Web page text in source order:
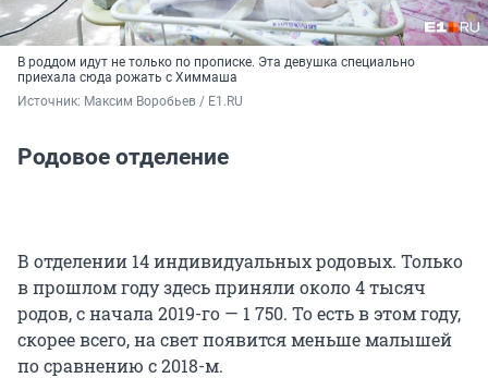
В роддом идут не только по прописке. Эта девушка специально
приехала сюда рожать с Химмаша
Источник: Максим Воробьев / E1.RU
Родовое отделение
В отделении 14 индивидуальных родовых. Только
в прошлом году здесь приняли около 4 тысяч
родов, с начала 2019-го — 1 750. То есть в этом году,
скорее всего, на свет появится меньше малышей
по сравнению с 2018-м.